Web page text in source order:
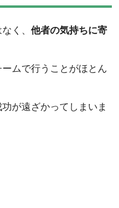
く、 他者の気持ちに寄
ムで行うことがほとん
が遠ざかってしまいま